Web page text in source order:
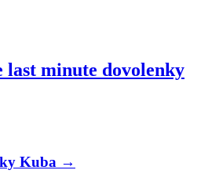
last minute dovolenky
Kuba →